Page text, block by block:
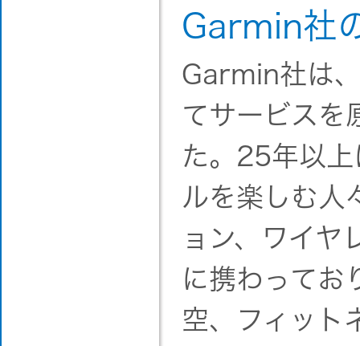
Garmin社
Garmin社は
てサービスを
た。25年以
ルを楽しむ人
ョン、ワイヤ
に携わってお
空、フィット